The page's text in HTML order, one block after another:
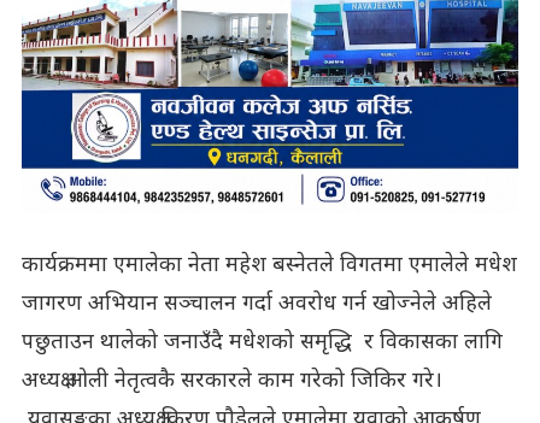
कार्यक्रममा एमालेका नेता महेश बस्नेतले विगतमा एमालेले मधेश
जागरण अभियान सञ्चालन गर्दा अवरोध गर्न खोज्नेले अहिले
पछुताउन थालेको जनाउँदै मधेशको समृद्धि र विकासका लागि
अध्यक्ष ओली नेतृत्वकै सरकारले काम गरेको जिकिर गरे।